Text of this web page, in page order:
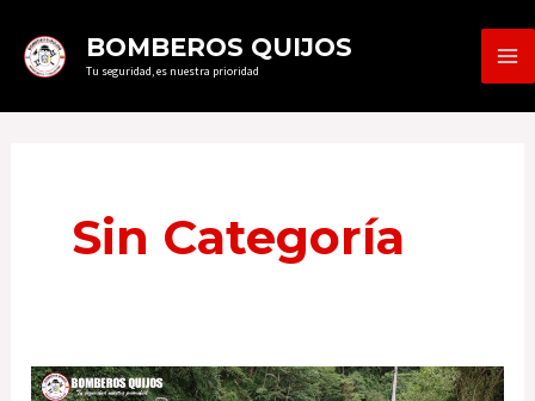
BOMBEROS QUIJOS
Tu seguridad, es nuestra prioridad
Sin Categoría
Accidente